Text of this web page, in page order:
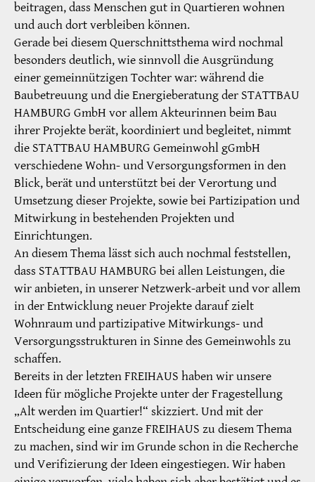
beitragen, dass Menschen gut in Quartieren wohnen
und auch dort verbleiben können.
Gerade bei diesem Querschnittsthema wird nochmal
besonders deutlich, wie sinnvoll die Ausgründung
einer gemeinnützigen Tochter war: während die
Baubetreuung und die Energieberatung der STATTBAU
HAMBURG GmbH vor allem Akteurinnen beim Bau
ihrer Projekte berät, koordiniert und begleitet, nimmt
die STATTBAU HAMBURG Gemeinwohl gGmbH
verschiedene Wohn- und Versorgungsformen in den
Blick, berät und unterstützt bei der Verortung und
Umsetzung dieser Projekte, sowie bei Partizipation und
Mitwirkung in bestehenden Projekten und
Einrichtungen.
An diesem Thema lässt sich auch nochmal feststellen,
dass STATTBAU HAMBURG bei allen Leistungen, die
wir anbieten, in unserer Netzwerk-arbeit und vor allem
in der Entwicklung neuer Projekte darauf zielt
Wohnraum und partizipative Mitwirkungs- und
Versorgungsstrukturen in Sinne des Gemeinwohls zu
schaffen.
Bereits in der letzten FREIHAUS haben wir unsere
Ideen für mögliche Projekte unter der Fragestellung
„Alt werden im Quartier!“ skizziert. Und mit der
Entscheidung eine ganze FREIHAUS zu diesem Thema
zu machen, sind wir im Grunde schon in die Recherche
und Verifizierung der Ideen eingestiegen. Wir haben